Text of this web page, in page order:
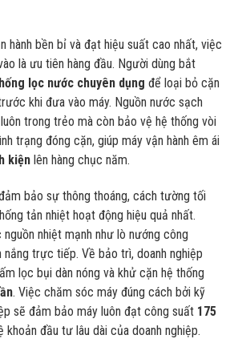
hành bền bỉ và đạt hiệu suất cao nhất, việc
là ưu tiên hàng đầu. Người dùng bắt
lọc nước chuyên dụng để loại bỏ cặn
khi đưa vào máy. Nguồn nước sạch
trong trẻo mà còn bảo vệ hệ thống vòi
trạng đóng cặn, giúp máy vận hành êm ái
kiện lên hàng chục năm.
bảo sự thông thoáng, cách tường tối
tản nhiệt hoạt động hiệu quả nhất.
nhiệt mạnh như lò nướng công
nắng trực tiếp. Về bảo trì, doanh nghiệp
lọc bụi dàn nóng và khử cặn hệ thống
. Việc chăm sóc máy đúng cách bởi kỹ
sẽ đảm bảo máy luôn đạt công suất 175
khoản đầu tư lâu dài của doanh nghiệp.